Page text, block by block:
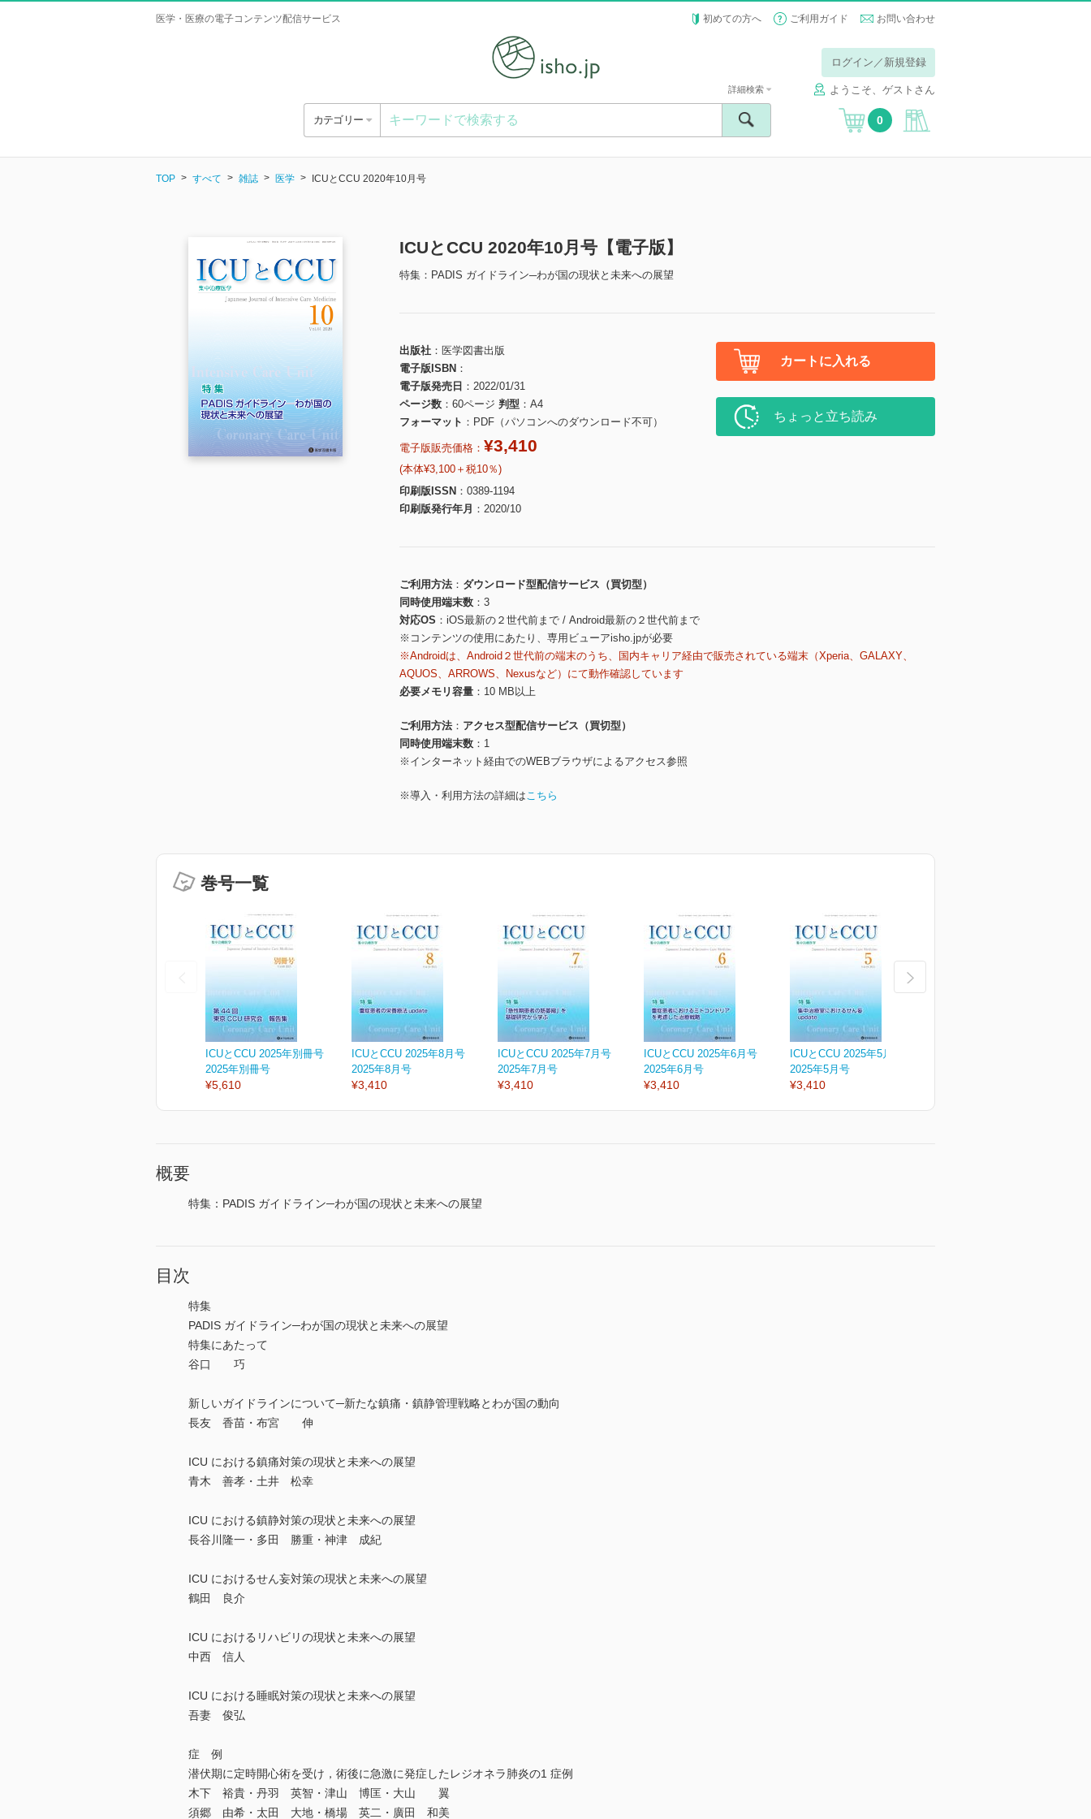
医学・医療の電子コンテンツ配信サービス 初めての方へ ご利用ガイド お問い合わせ
ログイン／新規登録
ようこそ、ゲストさん
カテゴリー
詳細検索
0
TOP すべて 雑誌 医学 ICUとCCU 2020年10月号
ICUとCCU 2020年10月号【電子版】
特集：PADIS ガイドライン─わが国の現状と未来への展望
出版社
医学図書出版
電子版ISBN
電子版発売日
2022/01/31
ページ数
60ページ 判型
A4
フォーマット
PDF（パソコンへのダウンロード不可）
電子版販売価格： ¥3,410
(本体¥3,100＋税10％)
印刷版ISSN
0389-1194
印刷版発行年月
2020/10
カートに入れる
ちょっと立ち読み
ご利用方法
ダウンロード型配信サービス（買切型）
同時使用端末数
3
対応OS
iOS最新の２世代前まで / Android最新の２世代前まで
※コンテンツの使用にあたり、専用ビューアisho.jpが必要
※Androidは、Android２世代前の端末のうち、国内キャリア経由で販売されている端末（Xperia、GALAXY、
AQUOS、ARROWS、Nexusなど）にて動作確認しています
必要メモリ容量
10 MB以上
ご利用方法
アクセス型配信サービス（買切型）
同時使用端末数
1
※インターネット経由でのWEBブラウザによるアクセス参照
※導入・利用方法の詳細はこちら
巻号一覧
ICUとCCU 2025年別冊号
2025年別冊号
¥5,610
ICUとCCU 2025年8月号
2025年8月号
¥3,410
ICUとCCU 2025年7月号
2025年7月号
¥3,410
ICUとCCU 2025年6月号
2025年6月号
¥3,410
ICUとCCU 2025年5月号
2025年5月号
¥3,410
概要
特集：PADIS ガイドライン─わが国の現状と未来への展望
目次
特集
PADIS ガイドライン─わが国の現状と未来への展望
特集にあたって
谷口 巧
新しいガイドラインについて─新たな鎮痛・鎮静管理戦略とわが国の動向
長友 香苗・布宮 伸
ICU における鎮痛対策の現状と未来への展望
青木 善孝・土井 松幸
ICU における鎮静対策の現状と未来への展望
長谷川隆一・多田 勝重・神津 成紀
ICU におけるせん妄対策の現状と未来への展望
鶴田 良介
ICU におけるリハビリの現状と未来への展望
中西 信人
ICU における睡眠対策の現状と未来への展望
吾妻 俊弘
症 例
潜伏期に定時開心術を受け，術後に急激に発症したレジオネラ肺炎の1 症例
木下 裕貴・丹羽 英智・津山 博匡・大山 翼
須郷 由希・太田 大地・橋場 英二・廣田 和美